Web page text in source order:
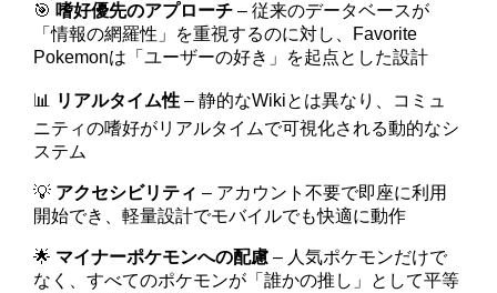
🎯 嗜好優先のアプローチ – 従来のデータベースが
「情報の網羅性」を重視するのに対し、Favorite
Pokemonは「ユーザーの好き」を起点とした設計
📊 リアルタイム性 – 静的なWikiとは異なり、コミュ
ニティの嗜好がリアルタイムで可視化される動的なシ
ステム
💡 アクセシビリティ – アカウント不要で即座に利用
開始でき、軽量設計でモバイルでも快適に動作
🌟 マイナーポケモンへの配慮 – 人気ポケモンだけで
なく、すべてのポケモンが「誰かの推し」として平等